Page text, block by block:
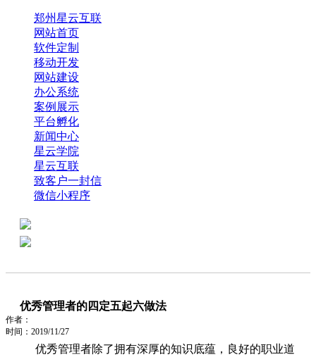
郑州星云互联
网站首页
软件定制
移动开发
网站建设
办公系统
案例展示
平台孵化
新闻中心
星云学院
星云互联
致客户一封信
微信小程序
优秀管理者的四定五起六做法
作者：
时间：2019/11/27
优秀管理者除了拥有深厚的知识底蕴，良好的职业道